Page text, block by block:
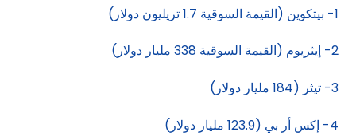
1- بيتكوين (القيمة السوقية 1.7 تريليون دولار)
2- إيثريوم (القيمة السوقية 338 مليار دولار)
3- تيثر (184 مليار دولار)
4- إكس أر بي (123.9 مليار دولار)